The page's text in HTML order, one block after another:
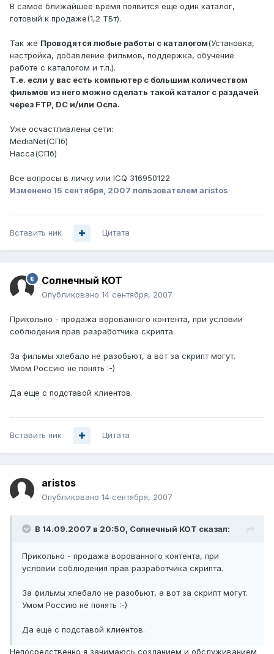
В самое ближайшее время появится ещё один каталог,
готовый к продаже(1,2 ТБт).
Так же Проводятся любые работы с каталогом(Установка,
настройка, добавление фильмов, поддержка, обучение
работе с каталогом и т.п.).
Т.е. если у вас есть компьютер с большим количеством
фильмов из него можно сделать такой каталог с раздачей
через FTP, DC и/или Осла.
Уже осчастливлены сети:
MediaNet(СПб)
Насса(СПб)
Все вопросы в личку или ICQ 316950122
Изменено 15 сентября, 2007 пользователем aristos
Вставить ник Цитата
Солнечный КОТ
Опубликовано 14 сентября, 2007
Прикольно - продажа ворованного контента, при условии
соблюдения прав разработчика скрипта.
За фильмы хлебало не разобьют, а вот за скрипт могут.
Умом Россию не понять :-)
Да еще с подставой клиентов.
Вставить ник Цитата
aristos
Опубликовано 14 сентября, 2007
В 14.09.2007 в 20:50, Солнечный КОТ сказал:
Прикольно - продажа ворованного контента, при
условии соблюдения прав разработчика скрипта.
За фильмы хлебало не разобьют, а вот за скрипт могут.
Умом Россию не понять :-)
Да еще с подставой клиентов.
Непосредственно я занимаюсь созданием и обслуживанием